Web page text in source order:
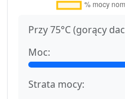
Przy 75°C (gorący
Moc:
Strata mocy: